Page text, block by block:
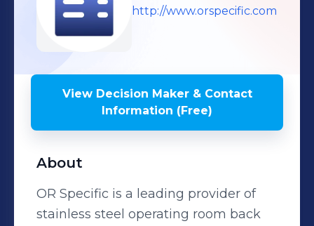
http://www.orspecific.com
View Decision Maker & Contact
Information (Free)
About
OR Specific is a leading provider of
stainless steel operating room back